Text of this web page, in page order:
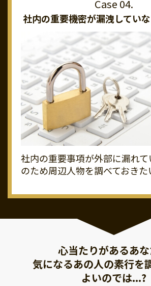
社内の重要機密が漏洩してい
社内の重要事項が外部に漏れ
のため周辺人物を調べておきた
心当たりがあるあな
気になるあの人の素行を
よいのでは...?